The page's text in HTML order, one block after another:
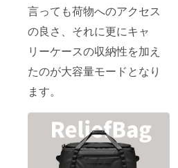
言っても荷物へのアクセス
の良さ、それに更にキャ
リーケースの収納性を加え
たのが大容量モードとなり
ます。